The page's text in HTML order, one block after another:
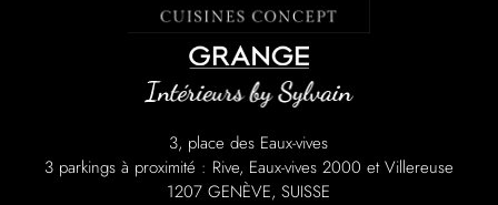
3, place des Eaux-vives
3 parkings à proximité : Rive, Eaux-vives 2000 et Villereuse
1207 GENÈVE, SUISSE